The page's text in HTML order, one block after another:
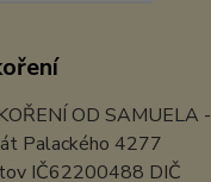
OD SAMUELA -
Palackého 4277
IČ62200488 DIČ